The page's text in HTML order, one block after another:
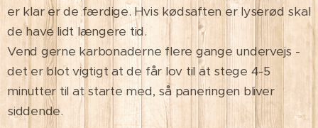
er klar er de færdige. Hvis kødsaften er lyserød skal
de have lidt længere tid.
Vend gerne karbonaderne flere gange undervejs -
det er blot vigtigt at de får lov til at stege 4-5
minutter til at starte med, så paneringen bliver
siddende.